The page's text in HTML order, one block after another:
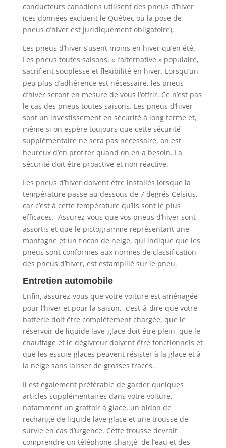
conducteurs canadiens utilisent des pneus d’hiver
(ces données excluent le Québec où la pose de
pneus d’hiver est juridiquement obligatoire).
Les pneus d’hiver s’usent moins en hiver qu’en été.
Les pneus toutes saisons, « l’alternative » populaire,
sacrifient souplesse et flexibilité en hiver. Lorsqu’un
peu plus d’adhérence est nécessaire, les pneus
d’hiver seront en mesure de vous l’offrir. Ce n’est pas
le cas des pneus toutes saisons. Les pneus d’hiver
sont un investissement en sécurité à long terme et,
même si on espère toujours que cette sécurité
supplémentaire ne sera pas nécessaire, on est
heureux d’en profiter quand on en a besoin. La
sécurité doit être proactive et non réactive.
Les pneus d’hiver doivent être installés lorsque la
température passe au dessous de 7 degrés Celsius,
car c’est à cette température qu’ils sont le plus
efficaces. Assurez-vous que vos pneus d’hiver sont
assortis et que le pictogramme représentant une
montagne et un flocon de neige, qui indique que les
pneus sont conformes aux normes de classification
des pneus d’hiver, est estampillé sur le pneu.
Entretien automobile
Enfin, assurez-vous que votre voiture est aménagée
pour l’hiver et pour la saison, c’est-à-dire que votre
batterie doit être complètement chargée, que le
réservoir de liquide lave-glace doit être plein, que le
chauffage et le dégivreur doivent être fonctionnels et
que les essuie-glaces peuvent résister à la glace et à
la neige sans laisser de grosses traces.
Il est également préférable de garder quelques
articles supplémentaires dans votre voiture,
notamment un grattoir à glace, un bidon de
rechange de liquide lave-glace et une trousse de
survie en cas d’urgence. Cette trousse devrait
comprendre un téléphone chargé, de l’eau et des